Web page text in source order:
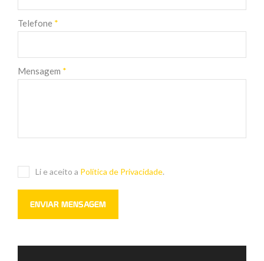
Telefone *
Mensagem *
Li e aceito a Política de Privacidade.